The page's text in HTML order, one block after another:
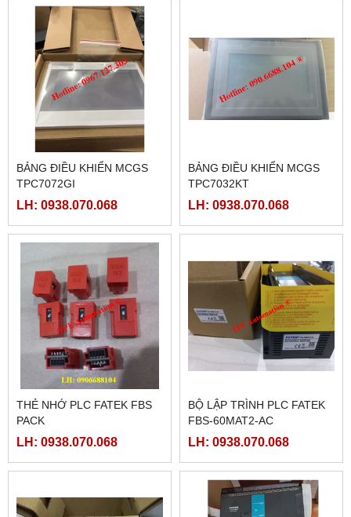
BẢNG ĐIỀU KHIỂN MCGS
TPC7072GI
LH: 0938.070.068
BẢNG ĐIỀU KHIỂN MCGS
TPC7032KT
LH: 0938.070.068
THẺ NHỚ PLC FATEK FBS
PACK
LH: 0938.070.068
BỘ LẬP TRÌNH PLC FATEK
FBS-60MAT2-AC
LH: 0938.070.068